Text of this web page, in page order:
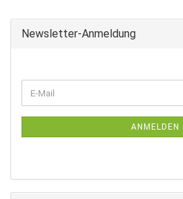
Newsletter-Anmeldung
ZUR
E-
Mail
ANMELDEN